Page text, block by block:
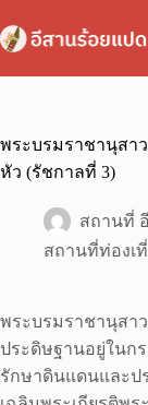
to
content
พระบรมราชานุสาว
หัว (รัชกาลที่ 3)
สถานที่
สถานที่ท่องเ
พระบรมราชานุสา
ประดิษฐานอยู่ในก
รักษาดินแดนและป